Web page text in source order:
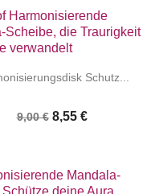
 |  Schutz...
9,00 € 8,55 €